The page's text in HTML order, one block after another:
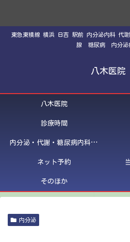
東急東横線 横浜 日吉 駅前 内分泌内科 代
腺 糖尿病 内分泌
八木医院
八木医院
診療時間
内分泌・代謝・糖尿病内科医紹介
ネット予約
そのほか
内分泌